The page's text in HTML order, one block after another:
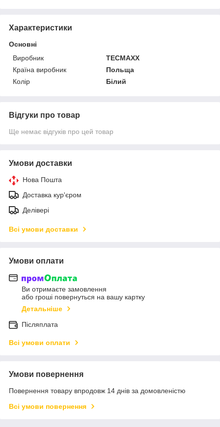
Характеристики
Основні
Виробник
TECMAXX
Країна виробник
Польща
Колір
Білий
Відгуки про товар
Ще немає відгуків про цей товар
Умови доставки
Нова Пошта
Доставка кур'єром
Делівері
Всі умови доставки
Умови оплати
Ви отримаєте замовлення
або гроші повернуться на вашу картку
Детальніше
Післяплата
Всі умови оплати
Умови повернення
Повернення товару впродовж 14 днів за домовленістю
Всі умови повернення